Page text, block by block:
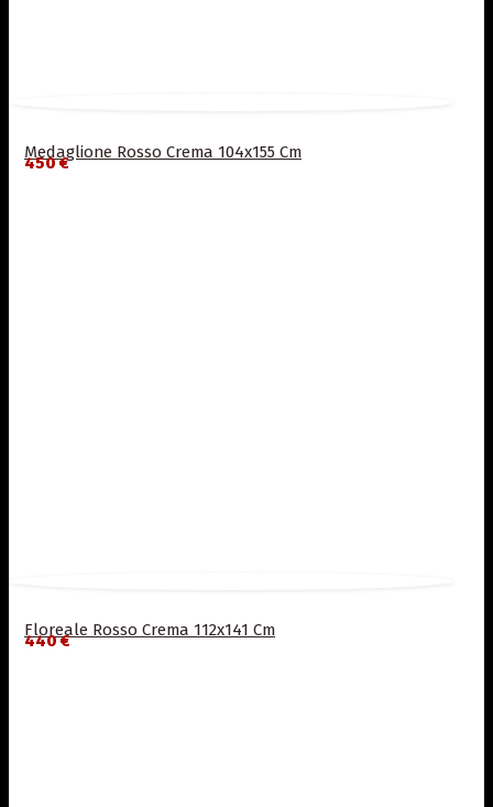
Medaglione Rosso Crema 104x155 Cm
450 €
Floreale Rosso Crema 112x141 Cm
440 €